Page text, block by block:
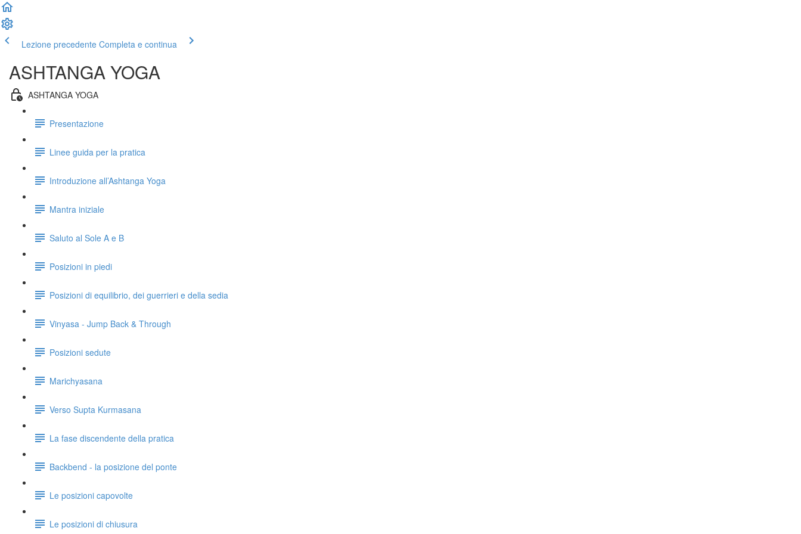
Lezione precedente Completa e continua
ASHTANGA YOGA
ASHTANGA YOGA
Presentazione
Linee guida per la pratica
Introduzione all’Ashtanga Yoga
Mantra iniziale
Saluto al Sole A e B
Posizioni in piedi
Posizioni di equilibrio, dei guerrieri e della sedia
Vinyasa - Jump Back & Through
Posizioni sedute
Marichyasana
Verso Supta Kurmasana
La fase discendente della pratica
Backbend - la posizione del ponte
Le posizioni capovolte
Le posizioni di chiusura